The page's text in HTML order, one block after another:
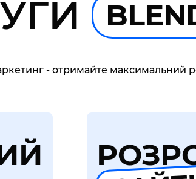
- отримайте максимальний